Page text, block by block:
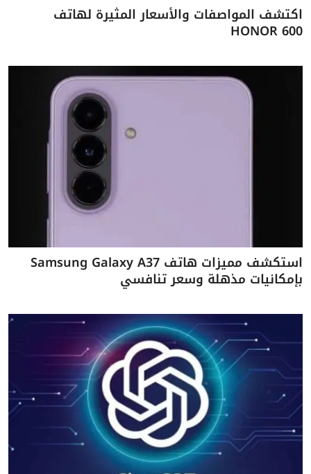
اكتشف المواصفات والأسعار المثيرة لهاتف
HONOR 600
استكشف مميزات هاتف Samsung Galaxy A37
بإمكانيات مذهلة وسعر تنافسي